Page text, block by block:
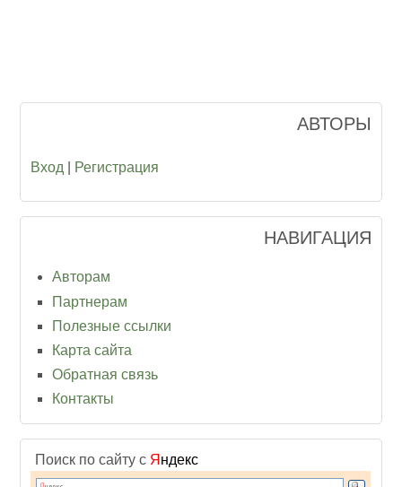
АВТОРЫ
Вход Регистрация
НАВИГАЦИЯ
Авторам
Партнерам
Полезные ссылки
Карта сайта
Обратная связь
Контакты
Поиск по сайту с Я ндекс